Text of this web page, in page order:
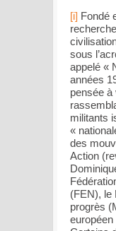
[i] Fondé
sous
appelé «
années
pensée à
militants
«
des
Action
(FEN), le
progrès
européen